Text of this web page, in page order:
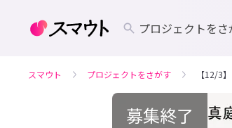
プロジェクトをさ
スマウト プロジェクトをさがす 【12/3
募集終了